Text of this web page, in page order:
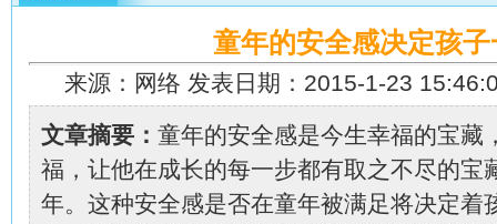
童年的安全感决定孩
来源：网络 发表日期：2015-1-23
文章摘要： 童年的安全感是今生幸福的宝藏
福，让他在成长的每一步都有取之不尽的宝
年。这种安全感是否在童年被满足将决定着